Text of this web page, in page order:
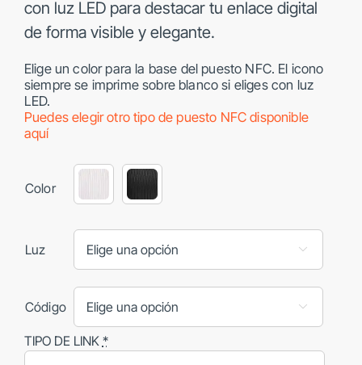
con luz LED para destacar tu enlace digital
de forma visible y elegante.
Elige un color para la base del puesto NFC. El icono
siempre se imprime sobre blanco si eliges con luz
LED.
Puedes elegir otro tipo de puesto NFC disponible
aquí
Color

Luz 
Código 
TIPO DE LINK *